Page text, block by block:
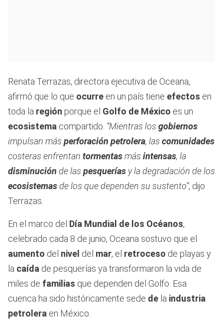
Renata Terrazas, directora ejecutiva de Oceana,
afirmó que lo que ocurre en un país tiene efectos en
toda la región porque el Golfo de México es un
ecosistema compartido. “Mientras los gobiernos
impulsan más perforación petrolera, las comunidades
costeras enfrentan tormentasmás intensas, la
disminución de las pesquerías y la degradación de los
ecosistemasde los que dependen su sustento”, dijo
Terrazas.
En el marco del Día Mundial de los Océanos,
celebrado cada 8 de junio, Oceana sostuvo que el
aumento del nivel del mar, el retroceso de playas y
la caída de pesquerías ya transformaron la vida de
miles de familias que dependen del Golfo. Esa
cuenca ha sido históricamente sede de la industria
petrolera en México.